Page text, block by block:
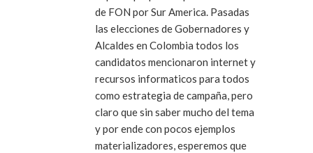
de FON por Sur America. Pasadas
las elecciones de Gobernadores y
Alcaldes en Colombia todos los
candidatos mencionaron internet y
recursos informaticos para todos
como estrategia de campaña, pero
claro que sin saber mucho del tema
y por ende con pocos ejemplos
materializadores, esperemos que